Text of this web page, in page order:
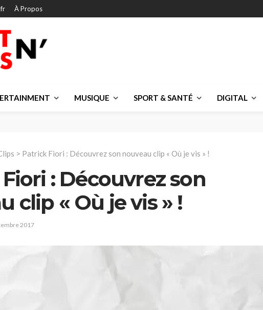
À Propos
MUSIQUE SPORT & SANTÉ DIGITAL
> Patrick Fiori : Découvrez son nouveau clip « Où je vis » !
: Découvrez son
clip « Où je vis » !
2017